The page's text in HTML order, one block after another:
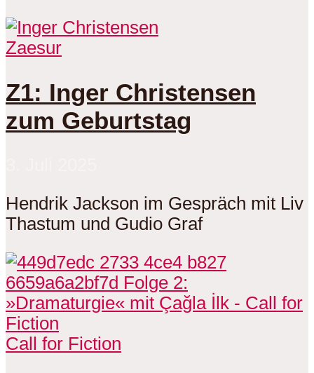
Zaesur
Z1: Inger Christensen
zum Geburtstag
Hendrik Jackson im Gespräch mit Liv
Thastum und Gudio Graf
Call for Fiction